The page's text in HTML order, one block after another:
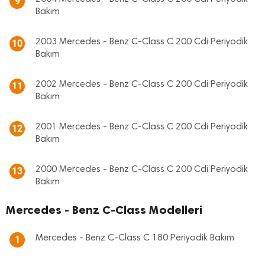
Bakım
10
2003 Mercedes - Benz C-Class C 200 Cdi Periyodik
Bakım
11
2002 Mercedes - Benz C-Class C 200 Cdi Periyodik
Bakım
12
2001 Mercedes - Benz C-Class C 200 Cdi Periyodik
Bakım
13
2000 Mercedes - Benz C-Class C 200 Cdi Periyodik
Bakım
Mercedes - Benz C-Class Modelleri
1 Mercedes - Benz C-Class C 180 Periyodik Bakım